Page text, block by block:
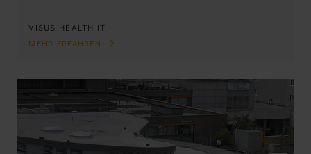
VISUS HEALTH IT
MEHR ERFAHREN